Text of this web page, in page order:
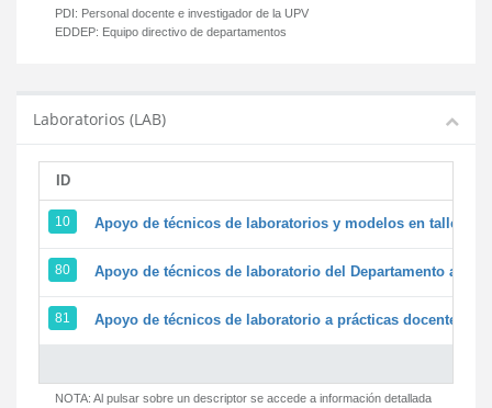
PDI: Personal docente e investigador de la UPV
EDDEP: Equipo directivo de departamentos
Laboratorios (LAB)
ID
10 Apoyo de técnicos de laboratorios y modelos en
80 Apoyo de técnicos de laboratorio del Departamento a la
81 Apoyo de técnicos de laboratorio a prácticas docentes y
NOTA: Al pulsar sobre un descriptor se accede a información detallada